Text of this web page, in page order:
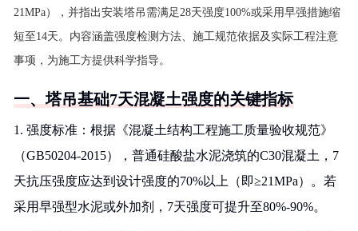
21MPa），并指出安装塔吊需满足28天强度100%或采用早强措施缩
短至14天。内容涵盖强度检测方法、施工规范依据及实际工程注意
事项，为施工方提供科学指导。
一、塔吊基础7天混凝土强度的关键指标
1. 强度标准：根据《混凝土结构工程施工质量验收规范》
（GB50204-2015），普通硅酸盐水泥浇筑的C30混凝土，7
天抗压强度应达到设计强度的70%以上（即≥21MPa）。若
采用早强型水泥或外加剂，7天强度可提升至80%-90%。